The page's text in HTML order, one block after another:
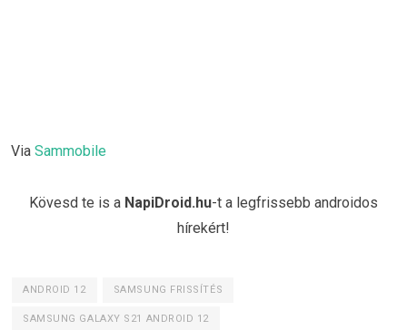
Via Sammobile
Kövesd te is a NapiDroid.hu-t a legfrissebb androidos
hírekért!
ANDROID 12 SAMSUNG FRISSÍTÉS
SAMSUNG GALAXY S21 ANDROID 12